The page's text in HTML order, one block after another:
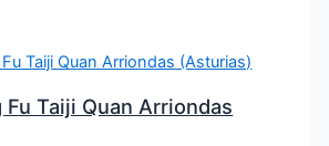
Fu Taiji Quan Arriondas